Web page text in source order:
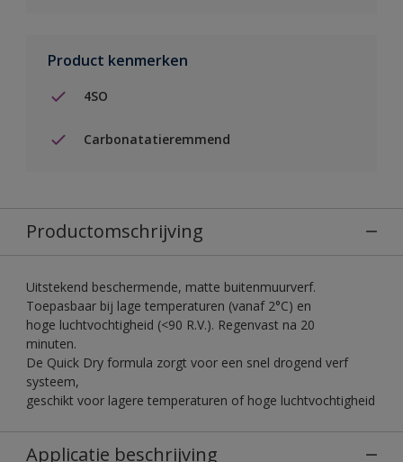
Product kenmerken
4SO
Carbonatatieremmend
Productomschrijving
Uitstekend beschermende, matte buitenmuurverf.
Toepasbaar bij lage temperaturen (vanaf 2°C) en
hoge luchtvochtigheid (<90 R.V.). Regenvast na 20
minuten.
De Quick Dry formula zorgt voor een snel drogend verf
systeem,
geschikt voor lagere temperaturen of hoge luchtvochtigheid
Applicatie beschrijving